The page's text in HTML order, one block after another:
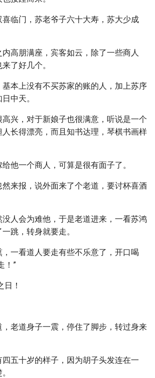
喜临门，苏老爷子六十大寿，苏大少成
高朋满座，宾客如云，除了一些商人
了好几个。
本上没有不买苏家的账的人，加上苏序
中天。
兴，对于新娘子也很满意，听说是一个
长得漂亮，而且知书达理，琴棋书画样
他一个商人，可算是很有面子了。
来报，说外面来了个老道，要讨杯喜酒
人会为难他，于是老道进来，一看苏鸿
跳，转身就要走。
一看道人要走有些不乐意了，开口喝
！”
！
老道身子一震，停住了脚步，转过身来
五十岁的样子，因为胡子头发连在一